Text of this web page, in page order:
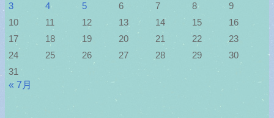
3
4 5 6 7 8
9
10
11 12 13 14 15
16
17
18 19 20 21 22
23
24
25 26 27 28 29
30
31
« 7月